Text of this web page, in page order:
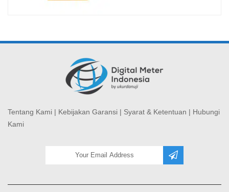
Tentang Kami | Kebijakan Garansi | Syarat & Ketentuan | Hubungi
Kami